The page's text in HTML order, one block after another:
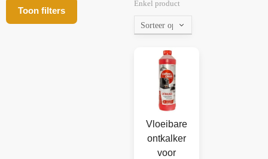
Toon filters
Enkel product
Vloeibare
ontkalker
voor